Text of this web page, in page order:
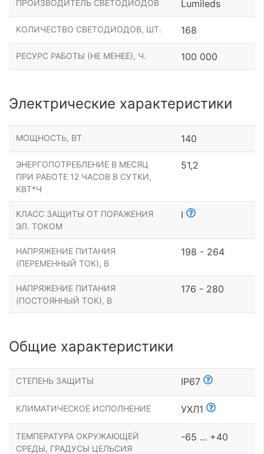
ПРОИЗВОДИТЕЛЬ СВЕТОДИОДОВ Lumileds
КОЛИЧЕСТВО СВЕТОДИОДОВ, ШТ. 168
РЕСУРС РАБОТЫ (НЕ МЕНЕЕ), Ч. 100 000
Электрические характеристики
МОЩНОСТЬ, ВТ 140
ЭНЕРГОПОТРЕБЛЕНИЕ В МЕСЯЦ
ПРИ РАБОТЕ 12 ЧАСОВ В СУТКИ,
КВТ*Ч
51,2
КЛАСС ЗАЩИТЫ ОТ ПОРАЖЕНИЯ
ЭЛ. ТОКОМ
I
НАПРЯЖЕНИЕ ПИТАНИЯ
(ПЕРЕМЕННЫЙ ТОК), В
198 - 264
НАПРЯЖЕНИЕ ПИТАНИЯ
(ПОСТОЯННЫЙ ТОК), В
176 - 280
Общие характеристики
СТЕПЕНЬ ЗАЩИТЫ IP67
КЛИМАТИЧЕСКОЕ ИСПОЛНЕНИЕ УХЛ1
ТЕМПЕРАТУРА ОКРУЖАЮЩЕЙ
СРЕДЫ, ГРАДУСЫ ЦЕЛЬСИЯ
-65 ... +40